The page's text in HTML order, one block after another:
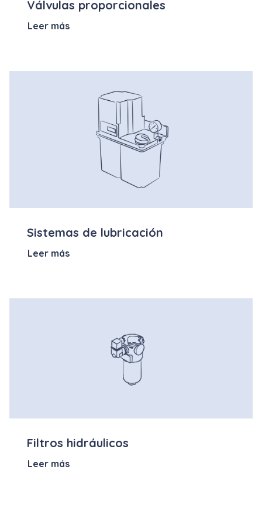
Válvulas proporcionales
Leer más
Sistemas de lubricación
Leer más
Filtros hidráulicos
Leer más